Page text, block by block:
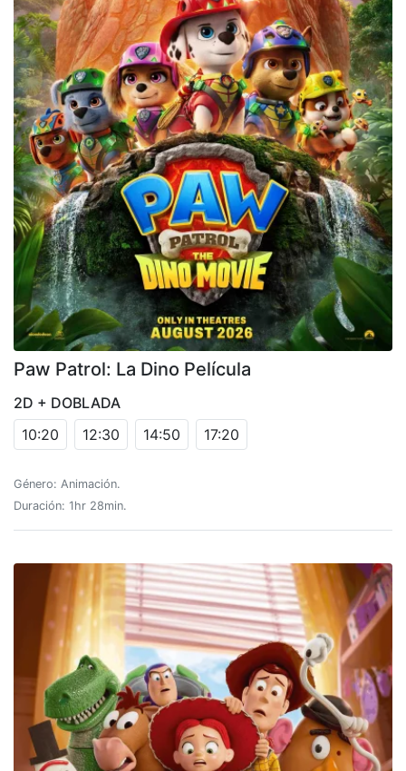
Paw Patrol: La Dino Película
2D + DOBLADA
10:20
12:30 14:50 17:20
Género: Animación.
Duración: 1hr 28min.